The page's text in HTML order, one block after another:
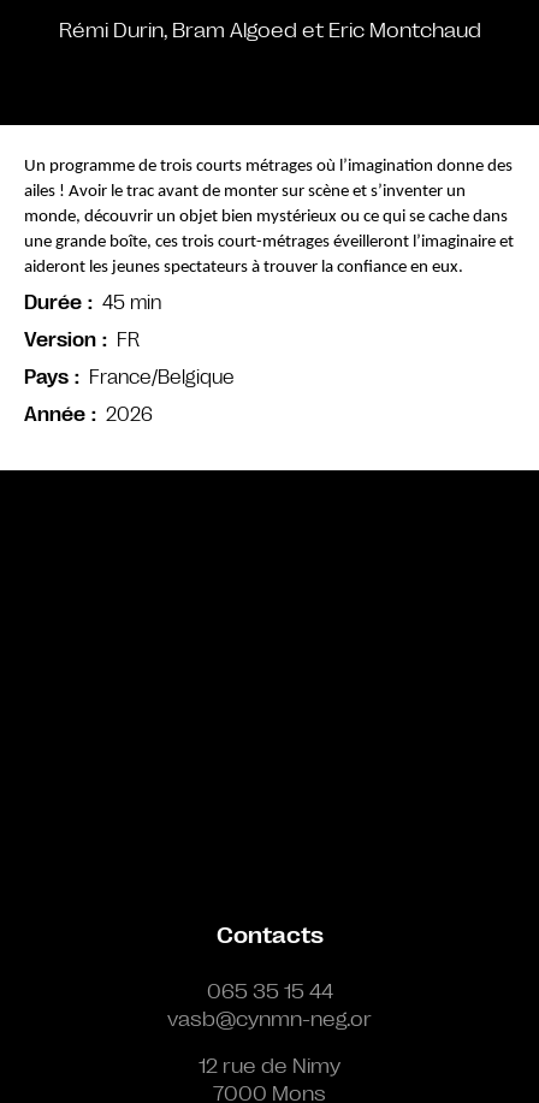
Rémi Durin, Bram Algoed et Eric Montchaud
Un programme de trois courts métrages où l’imagination donne des
ailes ! Avoir le trac avant de monter sur scène et s’inventer un
monde, découvrir un objet bien mystérieux ou ce qui se cache dans
une grande boîte, ces trois court-métrages éveilleront l’imaginaire et
aideront les jeunes spectateurs à trouver la confiance en eux.
Durée
45 min
Version
FR
Pays
France/Belgique
Année
2026
Contacts
065 35 15 44
vasb@cynmn-neg.or
12 rue de Nimy
7000 Mons